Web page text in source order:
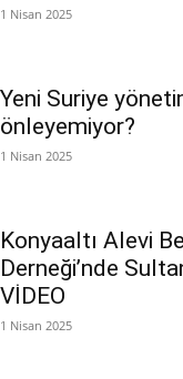
1 Nisan 2025
Yeni Suriye
önleyemiyor?
1 Nisan 2025
Konyaaltı Alevi
Derneği’nde
VİDEO
1 Nisan 2025